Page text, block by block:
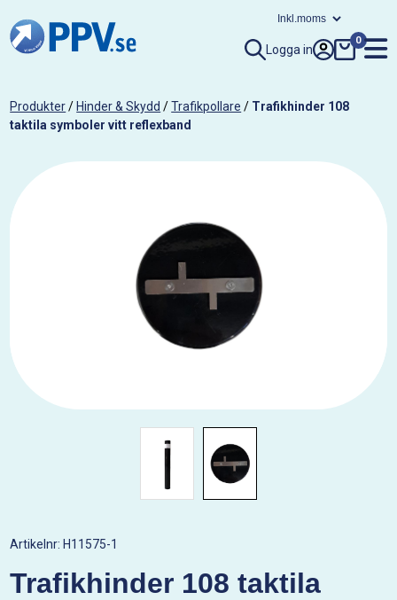
Logga in
0
Produkter/ Hinder & Skydd /Trafikpollare / Trafikhinder 108
taktila symboler vitt reflexband
Artikelnr: H11575-1
Trafikhinder 108 taktila